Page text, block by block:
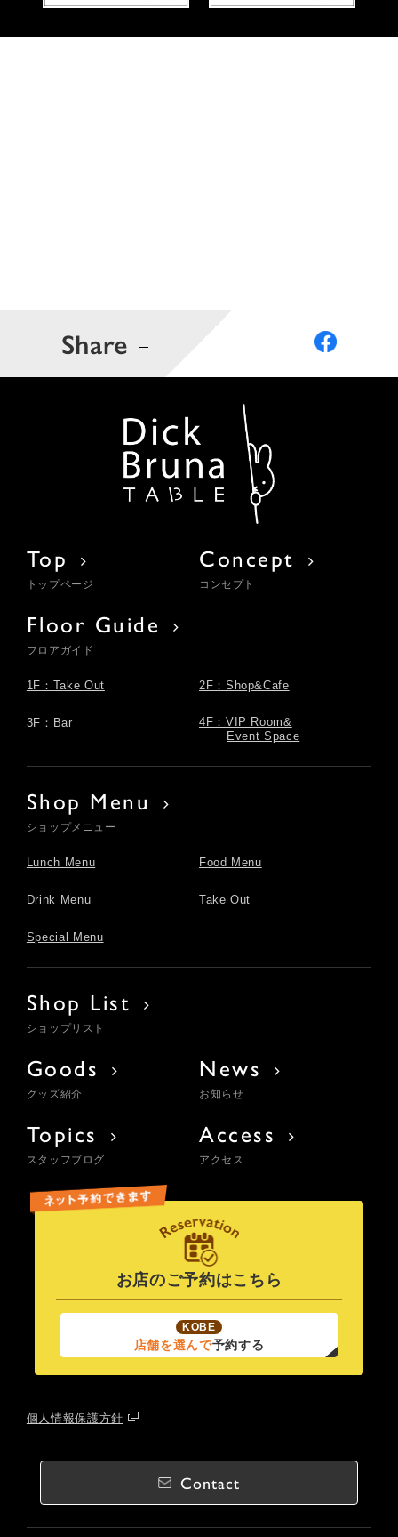
Share
Top
トップページ
Concept
コンセプト
Floor Guide
フロアガイド
1F：Take Out 2F：Shop&Cafe
3F：Bar
4F：VIP Room&
Event Space
Shop Menu
ショップメニュー
Lunch Menu Food Menu
Drink Menu Take Out
Special Menu
Shop List
ショップリスト
Goods
グッズ紹介
News
お知らせ
Topics
スタッフブログ
Access
アクセス
お店のご予約はこちら
KOBE
店舗を選んで予約する
個人情報保護方針
Contact